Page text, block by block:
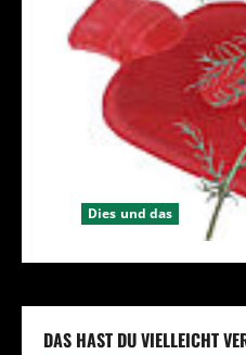
Dies und das
DAS HAST DU VIELLEICHT